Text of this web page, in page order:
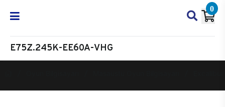
0
E75Z.245K-EE60A-VHG